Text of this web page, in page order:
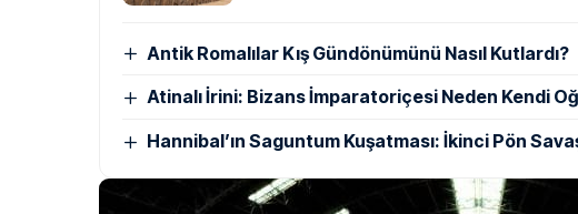
Antik Romalılar Kış Gündönümünü Nasıl Kutlardı?
Atinalı İrini: Bizans İmparatoriçesi Neden Kendi
Hannibal’ın Saguntum Kuşatması: İkinci Pön